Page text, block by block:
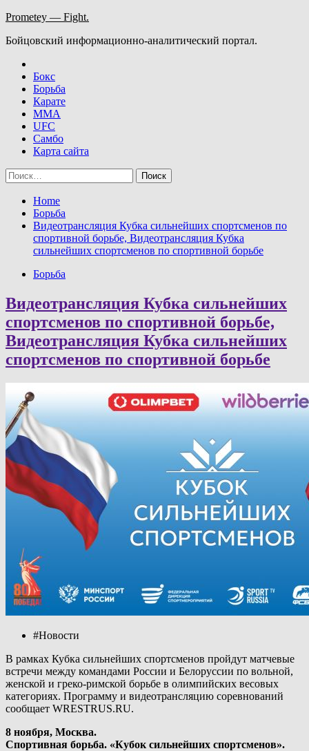
Skip
content
Prometey — Fight.
Бойцовский информационно-аналитический портал.
Бокс
Борьба
Карате
ММА
UFC
Самбо
Карта сайта
Найти:
Home
Борьба
Видеотрансляция Кубка сильнейших спортсменов по
спортивной борьбе, Видеотрансляция Кубка
сильнейших спортсменов по спортивной борьбе
Борьба
Видеотрансляция Кубка сильнейших
спортсменов по спортивной борьбе,
Видеотрансляция Кубка сильнейших
спортсменов по спортивной борьбе
#Новости
В рамках Кубка сильнейших спортсменов пройдут матчевые
встречи между командами России и Белоруссии по вольной,
женской и греко-римской борьбе в олимпийских весовых
категориях. Программу и видеотрансляцию соревнований
сообщает WRESTRUS.RU.
8 ноября, Москва.
Спортивная борьба. «Кубок сильнейших спортсменов».